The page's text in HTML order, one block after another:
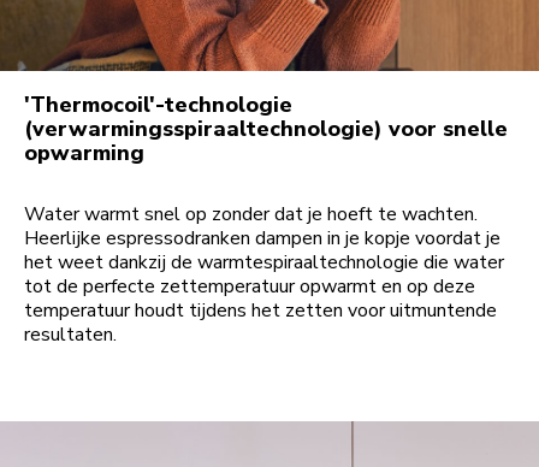
'Thermocoil'-technologie
(verwarmingsspiraaltechnologie) voor snelle
opwarming
Water warmt snel op zonder dat je hoeft te wachten.
Heerlijke espressodranken dampen in je kopje voordat je
het weet dankzij de warmtespiraaltechnologie die water
tot de perfecte zettemperatuur opwarmt en op deze
temperatuur houdt tijdens het zetten voor uitmuntende
resultaten.